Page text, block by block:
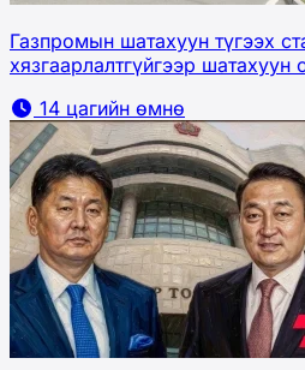
Газпромын шатахуун түгээх
хязгаарлалтгүйгээр
14 цагийн өмнө